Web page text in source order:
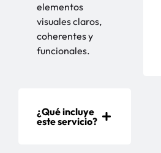
elementos
visuales claros,
coherentes y
funcionales.
¿Qué incluye
este servicio?